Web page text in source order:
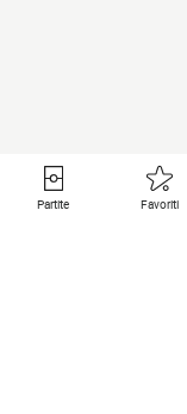
Partite Favoriti